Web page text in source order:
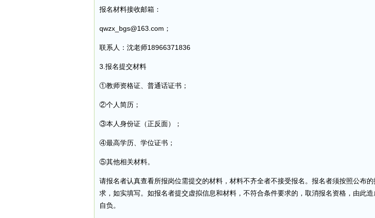
报名材料接收邮箱：
qwzx_bgs@163.com；
联系人：沈老师18966371836
3.报名提交材料
①教师资格证、普通话证书；
②个人简历；
③本人身份证（正反面）；
④最高学历、学位证书；
⑤其他相关材料。
请报名者认真查看所报岗位需提交的材料，材料不齐全者不接受报名。报名者须按照公布
求，如实填写。如报名者提交虚拟信息和材料，不符合条件要求的，取消报名资格，由此
自负。